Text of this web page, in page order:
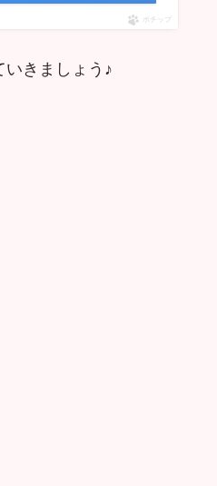
ポチップ
いきましょう♪